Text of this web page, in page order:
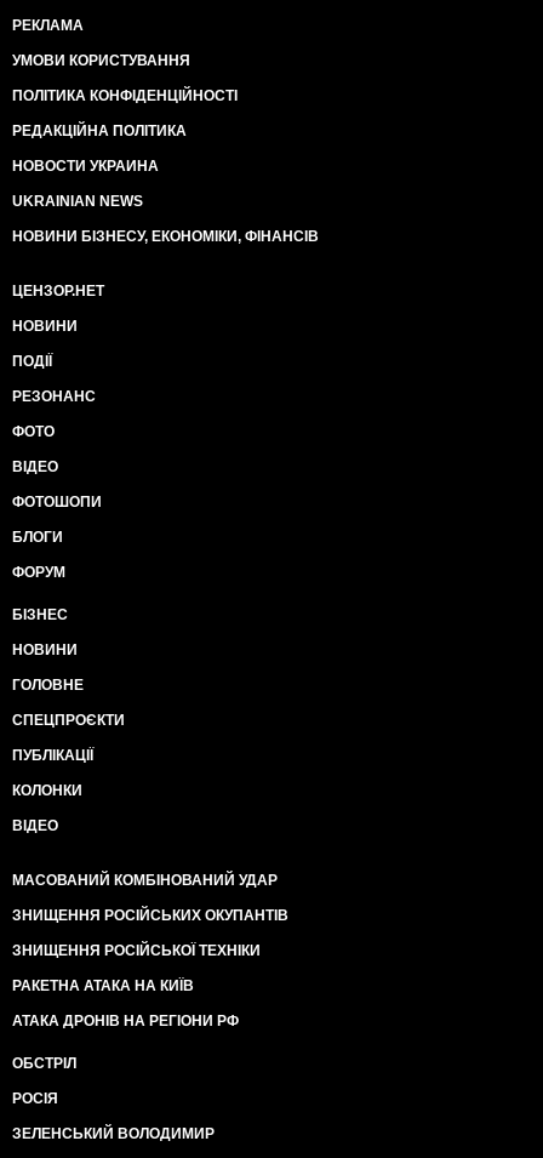
РЕКЛАМА
УМОВИ КОРИСТУВАННЯ
ПОЛІТИКА КОНФІДЕНЦІЙНОСТІ
РЕДАКЦІЙНА ПОЛІТИКА
НОВОСТИ УКРАИНА
UKRAINIAN NEWS
НОВИНИ БІЗНЕСУ, ЕКОНОМІКИ, ФІНАНСІВ
ЦЕНЗОР.НЕТ
НОВИНИ
ПОДІЇ
РЕЗОНАНС
ФОТО
ВІДЕО
ФОТОШОПИ
БЛОГИ
ФОРУМ
БІЗНЕС
НОВИНИ
ГОЛОВНЕ
СПЕЦПРОЄКТИ
ПУБЛІКАЦІЇ
КОЛОНКИ
ВІДЕО
МАСОВАНИЙ КОМБІНОВАНИЙ УДАР
ЗНИЩЕННЯ РОСІЙСЬКИХ ОКУПАНТІВ
ЗНИЩЕННЯ РОСІЙСЬКОЇ ТЕХНІКИ
РАКЕТНА АТАКА НА КИЇВ
АТАКА ДРОНІВ НА РЕГІОНИ РФ
ОБСТРІЛ
РОСІЯ
ЗЕЛЕНСЬКИЙ ВОЛОДИМИР